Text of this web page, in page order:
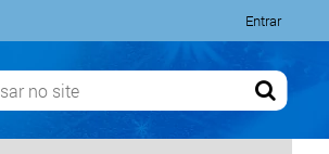
Entrar